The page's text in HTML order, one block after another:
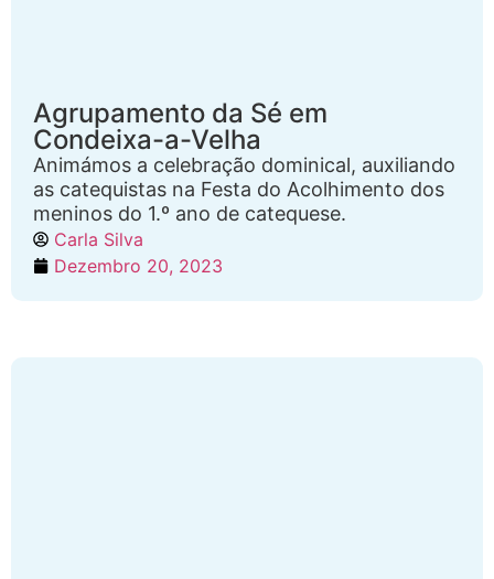
Agrupamento da Sé em
Condeixa-a-Velha
Animámos a celebração dominical, auxiliando
as catequistas na Festa do Acolhimento dos
meninos do 1.º ano de catequese.
Carla Silva
Dezembro 20, 2023